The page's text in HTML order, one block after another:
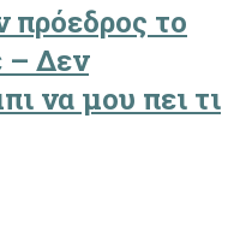
πρόεδρος το
– Δεν
να μου πει τι